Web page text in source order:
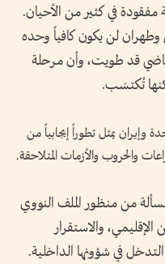
في كثير من الأحيان.
لن يكون كافياً وحده
قد طويت، وأن مرحلة
تُكتسَب.
وإيران يمثل تطوراً إيجابياً من
والحروب والأزمات المتلاحقة.
من منظور الملف النووي
والاستقرار
في شؤونها الداخلية.